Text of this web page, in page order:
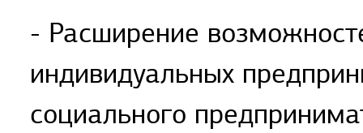
- Расширение
индивидуальных
социального